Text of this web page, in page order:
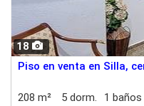
18
Piso en venta en Silla,
208 m² 5 dorm. 1 baños